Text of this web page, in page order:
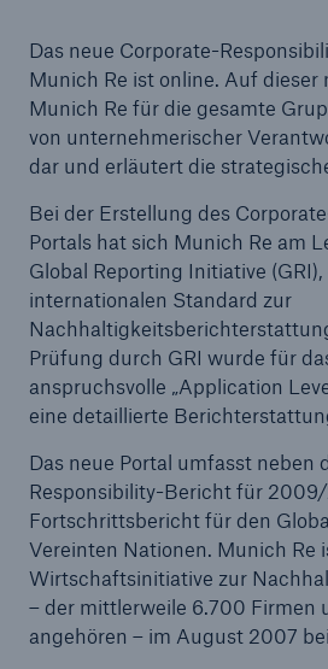
Das neue Corporate-
Munich Re ist online. Auf
Munich Re für die gesamte
von unternehmerischer
dar und erläutert die
Bei der Erstellung des
Portals hat sich Munich Re am
Global Reporting Initiative (GRI),
internationalen Standard zur
Prüfung durch GRI wurde für
anspruchsvolle „Application
eine detaillierte
Das neue Portal umfasst neben
Responsibility-Bericht für
Fortschrittsbericht für den
Vereinten Nationen. Munich Re
Wirtschaftsinitiative zur
– der mittlerweile 6.700 Firmen
angehören – im August 2007
Tech Trend Radar 2026
Our expert perspective for
Reinsurance Property/Casualty
Marine Trend Radar 2025